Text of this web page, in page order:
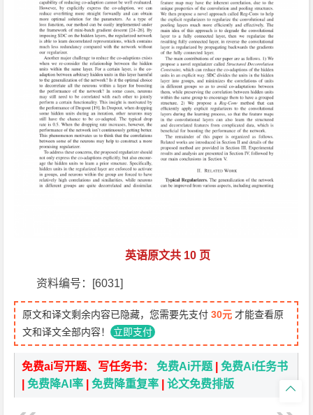
英语原文共 10 页
资料编号：[6031]
原文和译文剩余内容已隐藏，您需要先支付30元 才能查看原
文和译文全部内容！ 立即支付
免费ai写开题、写任务书：免费Ai开题 |免费Ai任务书
|免费降AI率 |免费降重复率 |论文免费排版 